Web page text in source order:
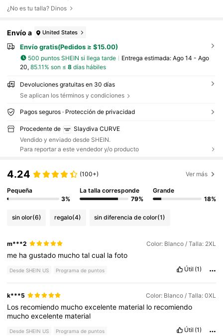
¿No es tu talla? Dinos
Envío a United States
Envío gratis(Pedidos ≥ $15.00)
500 puntos SHEIN si llega tarde Entrega estimada: Ago 14 - Ago
20, 85.11% son ≤ 8días hábiles
Devoluciones gratuitas en 30 días
Se aplican los términos y condiciones
Pagos seguros · Protección de privacidad
Procedente de
Slaydiva CURVE
Vendido y enviado desde SHEIN.
Para reportar a este vendedor y/o producto
4.24 (100+) Ver más
Pequeña
3%
La talla corresponde
79%
Grande
18%
sin olor(6) regalo(4) sin diferencia de color(1)
m***2 Color: Blanco / Talla: 2XL
me hagustado muchotalcual lafoto
Desde SHEIN US Programa de puntos Útil (1)
k***5 Color: Blanco / Talla: 0XL
Los recomiendo muchoexcelente material lo recomiendo
muchoexcelente material
Desde SHEIN US Programa de puntos Útil (1)